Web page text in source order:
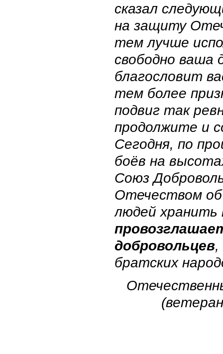
сказал
на защиту
тем лучше
свободно ваша
благословит
тем более
подвиг так
продолжите и
Сегодня, по
боёв на
Союз
Отечеством об
людей
добровольцев,
братских